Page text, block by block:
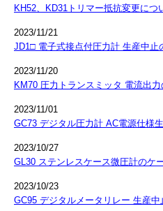
KH52、KD31トリマー抵抗変更につ
2023/11/21
JD1□ 電子式接点付圧力計 生産中止
2023/11/20
KM70 圧力トランスミッタ 電流出
2023/11/01
GC73 デジタル圧力計 AC電源仕様
2023/10/27
GL30 ステンレスケース微圧計のケ
2023/10/23
GC95 デジタルメータリレー 生産中